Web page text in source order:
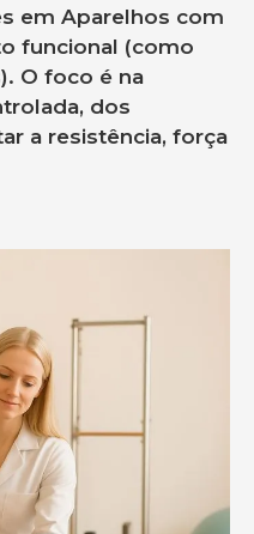
em Aparelhos com
funcional (como
O foco é na
dos
a resistência, força